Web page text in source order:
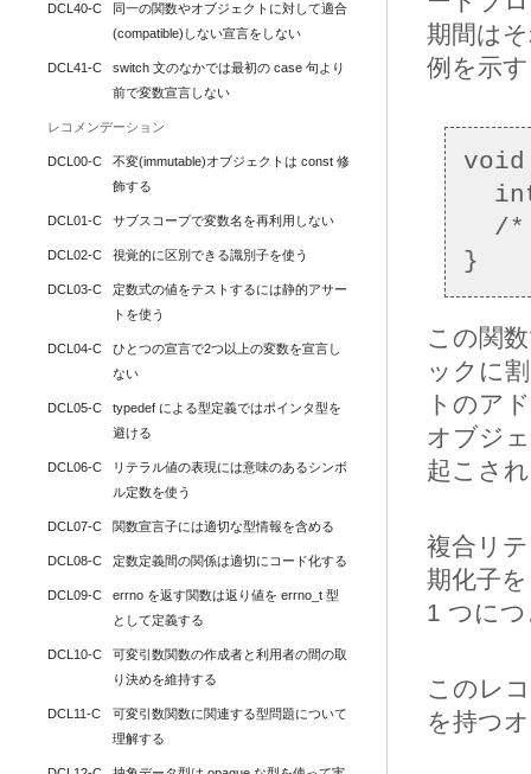
期間は
例を示
この関
ックに
トのア
オブジ
起こさ
複合リ
期化子
1 つに
このレ
を持つ
DCL40-C
同一の関数やオブジェクトに対して適合
(compatible)しない宣言をしない
DCL41-C
switch 文のなかでは最初の case 句より
前で変数宣言しない
レコメンデーション
DCL00-C
不変(immutable)オブジェクトは const 修
飾する
DCL01-C サブスコープで変数名を再利用しない
DCL02-C 視覚的に区別できる識別子を使う
DCL03-C
定数式の値をテストするには静的アサー
トを使う
DCL04-C
ひとつの宣言で2つ以上の変数を宣言し
ない
DCL05-C
typedef による型定義ではポインタ型を
避ける
DCL06-C
リテラル値の表現には意味のあるシンボ
ル定数を使う
DCL07-C 関数宣言子には適切な型情報を含める
DCL08-C 定数定義間の関係は適切にコード化する
DCL09-C
errno を返す関数は返り値を errno_t 型
として定義する
DCL10-C
可変引数関数の作成者と利用者の間の取
り決めを維持する
DCL11-C
可変引数関数に関連する型問題について
理解する